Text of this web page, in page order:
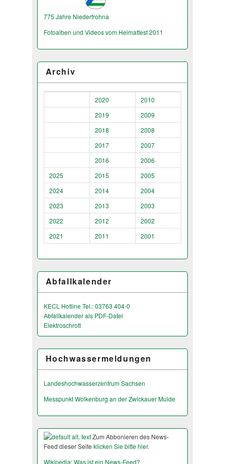
775 Jahre Niederfrohna
Fotoalben und Videos vom Heimatfest 2011
Archiv
2020
2010
2019
2009
2018
2008
2017
2007
2016
2006
2025
2015
2005
2024
2014
2004
2023
2013
2003
2022
2012
2002
2021
2011 2001
Abfallkalender
KECL Hotline Tel.: 03763 404-0
Abfallkalender als PDF-Datei
Elektroschrott
Hochwassermeldungen
Landeshochwas­serzentrum Sachsen
Messpunkt Wolkenburg an der Zwickauer Mulde
Zum Abbonieren des News-
Feed dieser Seite klicken Sie bitte hier.
Wikipedia: Was ist ein News-Feed?